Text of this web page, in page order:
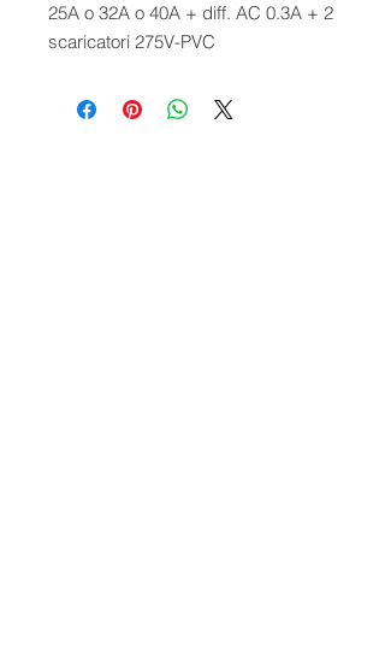
25A o 32A o 40A + diff. AC 0.3A + 2
scaricatori 275V-PVC